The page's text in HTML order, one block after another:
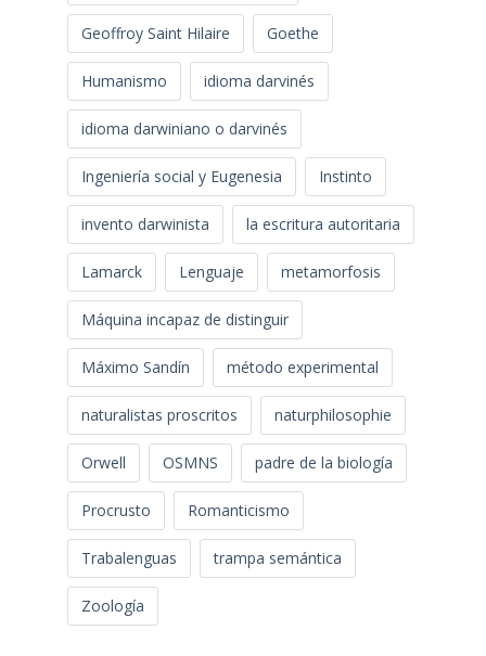
Geoffroy Saint Hilaire Goethe
Humanismo idioma darvinés
idioma darwiniano o darvinés
Ingeniería social y Eugenesia Instinto
invento darwinista la escritura autoritaria
Lamarck Lenguaje metamorfosis
Máquina incapaz de distinguir
Máximo Sandín método experimental
naturalistas proscritos naturphilosophie
Orwell OSMNS padre de la biología
Procrusto Romanticismo
Trabalenguas trampa semántica
Zoología